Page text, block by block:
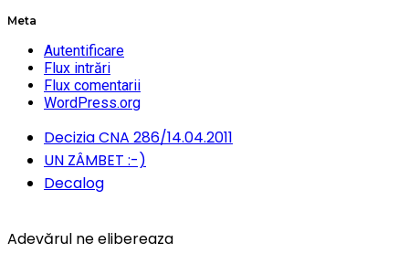
Meta
Autentificare
Flux intrări
Flux comentarii
WordPress.org
Decizia CNA 286/14.04.2011
UN ZÂMBET :-)
Decalog
Adevărul ne elibereaza